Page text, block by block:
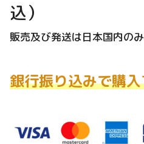
込）
販売及び発送は日本国内の
銀行振り込みで購